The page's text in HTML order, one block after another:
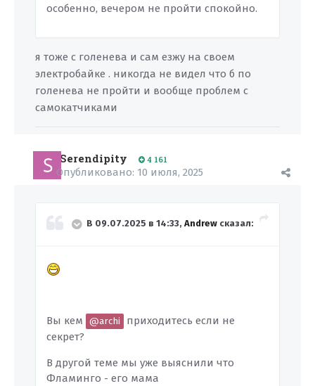
особенно, вечером не пройти спокойно.
я тоже с голенева и сам езжу на своем
электробайке . никогда не видел что б по
голенева не пройти и вообще проблем с
самокатчиками
Serendipity 4 161
Опубликовано: 10 июля, 2025
В 09.07.2025 в 14:33, Andrew сказал:
Вы кем @archi
приходитесь если не
секрет?
В другой теме мы уже выяснили что
Фламинго - его мама